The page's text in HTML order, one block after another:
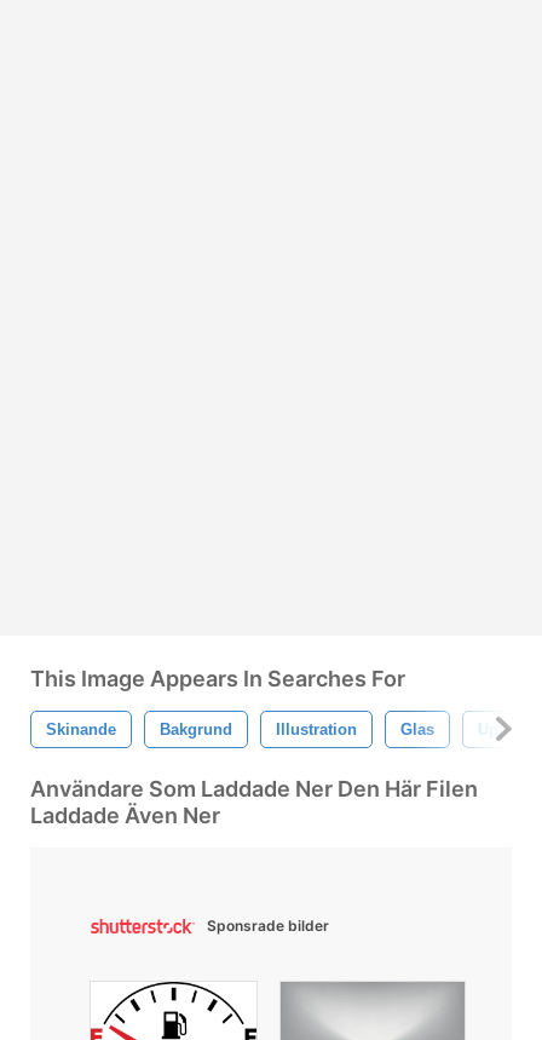
This Image Appears In Searches For
Skinande Bakgrund Illustration Glas
Användare Som Laddade Ner Den Här Filen
Laddade Även Ner
Sponsrade bilder